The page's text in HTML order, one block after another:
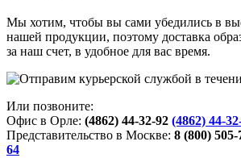
Мы хотим, чтобы вы сами убедились в
нашей продукции, поэтому доставка
за наш счет, в удобное для вас время.
Или позвоните:
Офис в Орле: (4862) 44-32-92 (4862) 44-
Представительство в Москве: 8 (800) 505-
64